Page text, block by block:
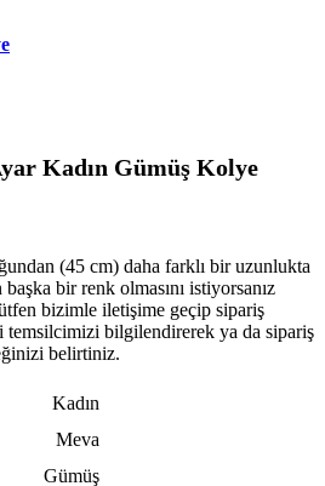
Kadın Gümüş Kolye
(45 cm) daha farklı bir uzunlukta
bir renk olmasını istiyorsanız
bizimle iletişime geçip sipariş
temsilcimizi bilgilendirerek ya da sipariş
belirtiniz.
Kadın
Meva
Gümüş